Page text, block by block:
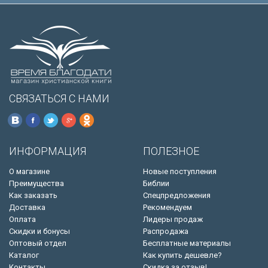
СВЯЗАТЬСЯ С НАМИ
ИНФОРМАЦИЯ
О магазине
Преимущества
Как заказать
Доставка
Оплата
Скидки и бонусы
Оптовый отдел
Каталог
ПОЛЕЗНОЕ
Новые поступления
Библии
Спецпредложения
Рекомендуем
Лидеры продаж
Распродажа
Бесплатные материалы
Как купить дешевле?